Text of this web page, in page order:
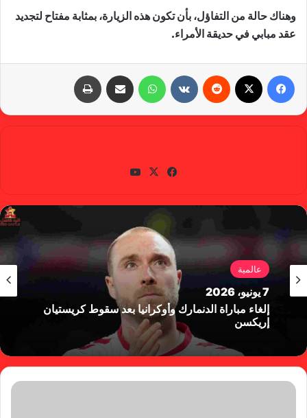
وهناك حالة من التفاؤل، بأن تكون هذه الزيارة، بمثابة مفتاح لتجديد
عقد مبابي في حديقة الأمراء.
واتساب
في
وك
X
عالمية
7 يونيو، 2026
إلغاء مباراة الدنمارك وأوكرانيا بعد سقوط كريستيان
إريكسن